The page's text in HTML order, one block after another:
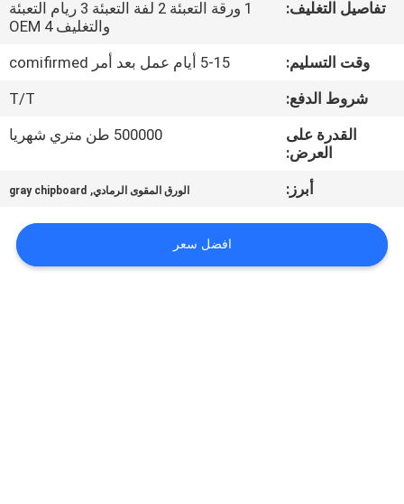
اتصل
أخبار
خريطة
تفاصيل التغليف:
1 ورقة التعبئة 2 لفة التعبئة 3 ريام التعبئة
والتغليف 4 OEM
وقت التسليم:
5-15 أيام عمل بعد أمر comifirmed
شروط الدفع:
T/T
القدرة على
العرض:
500000 طن متري شهريا
أبرز: الورق المقوى الرمادي,
gray chipboard
افضل سعر